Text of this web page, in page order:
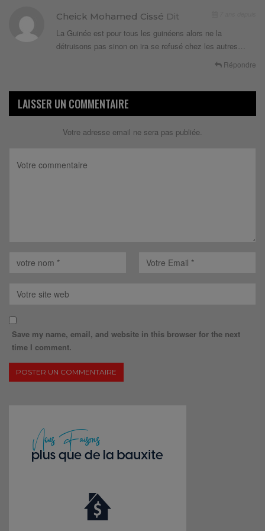
Cheick Mohamed Cissé Dit
La Guinée est pour tous les guinéens alors ne la
détruisons pas sinon on ira se refusé chez les autres…
Répondre
LAISSER UN COMMENTAIRE
Votre adresse email ne sera pas publiée.
Save my name, email, and website in this browser for the next
time I comment.